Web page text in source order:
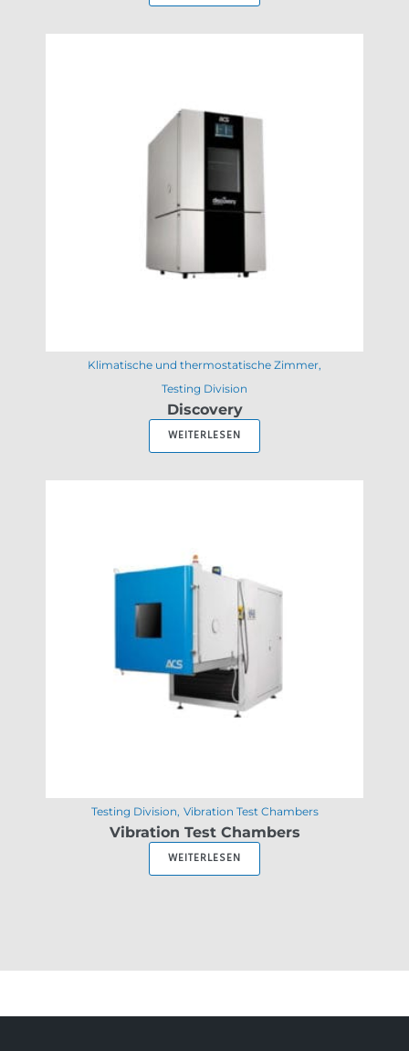
Klimatische und thermostatische Zimmer
Testing Division
Discovery
WEITERLESEN
Testing Division Vibration Test Chambers
Vibration Test Chambers
WEITERLESEN